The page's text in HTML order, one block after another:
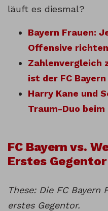
läuft es diesmal?
Bayern Frauen:
Offensive
Zahlenvergleich
ist der FC
Harry Kane und
Traum-Duo beim
FC Bayern vs.
Erstes
These: Die FC Bayern
erstes Gegentor.